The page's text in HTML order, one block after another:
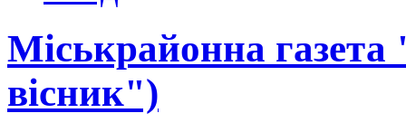
Міськрайонна
вісник")